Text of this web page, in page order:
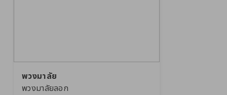
พวงมาลัย
พวงมาลัยลอก